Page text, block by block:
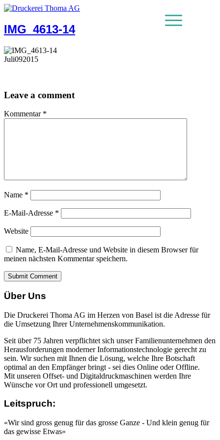
IMG_4613-14
Juli092015
Leave a comment
Kommentar *
Name *
E-Mail-Adresse *
Website
Name, E-Mail-Adresse und Website in diesem Browser für
meinen nächsten Kommentar speichern.
Über Uns
Die Druckerei Thoma AG im Herzen von Basel ist die Adresse für
die Umsetzung Ihrer Unternehmenskommunikation.
Seit über 75 Jahren verpflichtet sich unser Familienunternehmen den
Herausforderungen moderner Informationstechnologie gerecht zu
sein. Wir suchen mit Ihnen die Lösung, welche Ihre Botschaft
optimal an den Empfänger bringt - sei dies Online oder Offline.
Mit unseren Offset- und Digitaldruckmaschinen werden Ihre
Wünsche vor Ort und professionell umgesetzt.
Leitspruch:
«Wir sind gross genug für das grosse Ganze - Und klein genug für
das gewisse Etwas»